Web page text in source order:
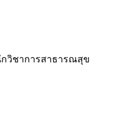
กวิชาการสาธารณสุข